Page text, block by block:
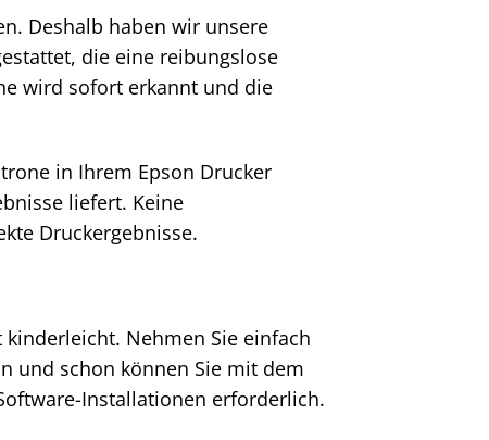
Deshalb haben wir unsere
die eine reibungslose
wird sofort erkannt und die
in Ihrem Epson Drucker
liefert. Keine
Druckergebnisse.
Nehmen Sie einfach
und schon können Sie mit dem
Installationen erforderlich.